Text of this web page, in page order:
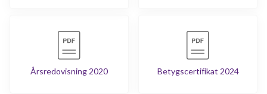
Årsredovisning 2020 Betygscertifikat 2024